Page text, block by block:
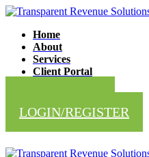
Home
About
Services
Client Portal
LOGIN/REGISTER